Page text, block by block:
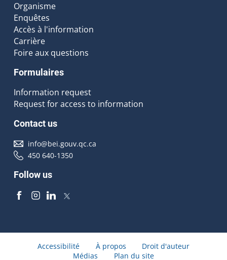
Organisme
Enquêtes
Accès à l'information
Carrière
Foire aux questions
Formulaires
Information request
Request for access to information
Contact us
info@bei.gouv.qc.ca
450 640-1350
Follow us
Accessibilité À propos
Droit d'auteur
Médias
Plan du site